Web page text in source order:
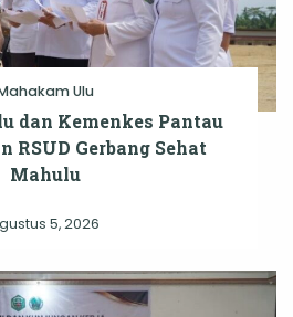
Ulu
dan Kemenkes Pantau
RSUD Gerbang Sehat
Mahulu
5, 2026